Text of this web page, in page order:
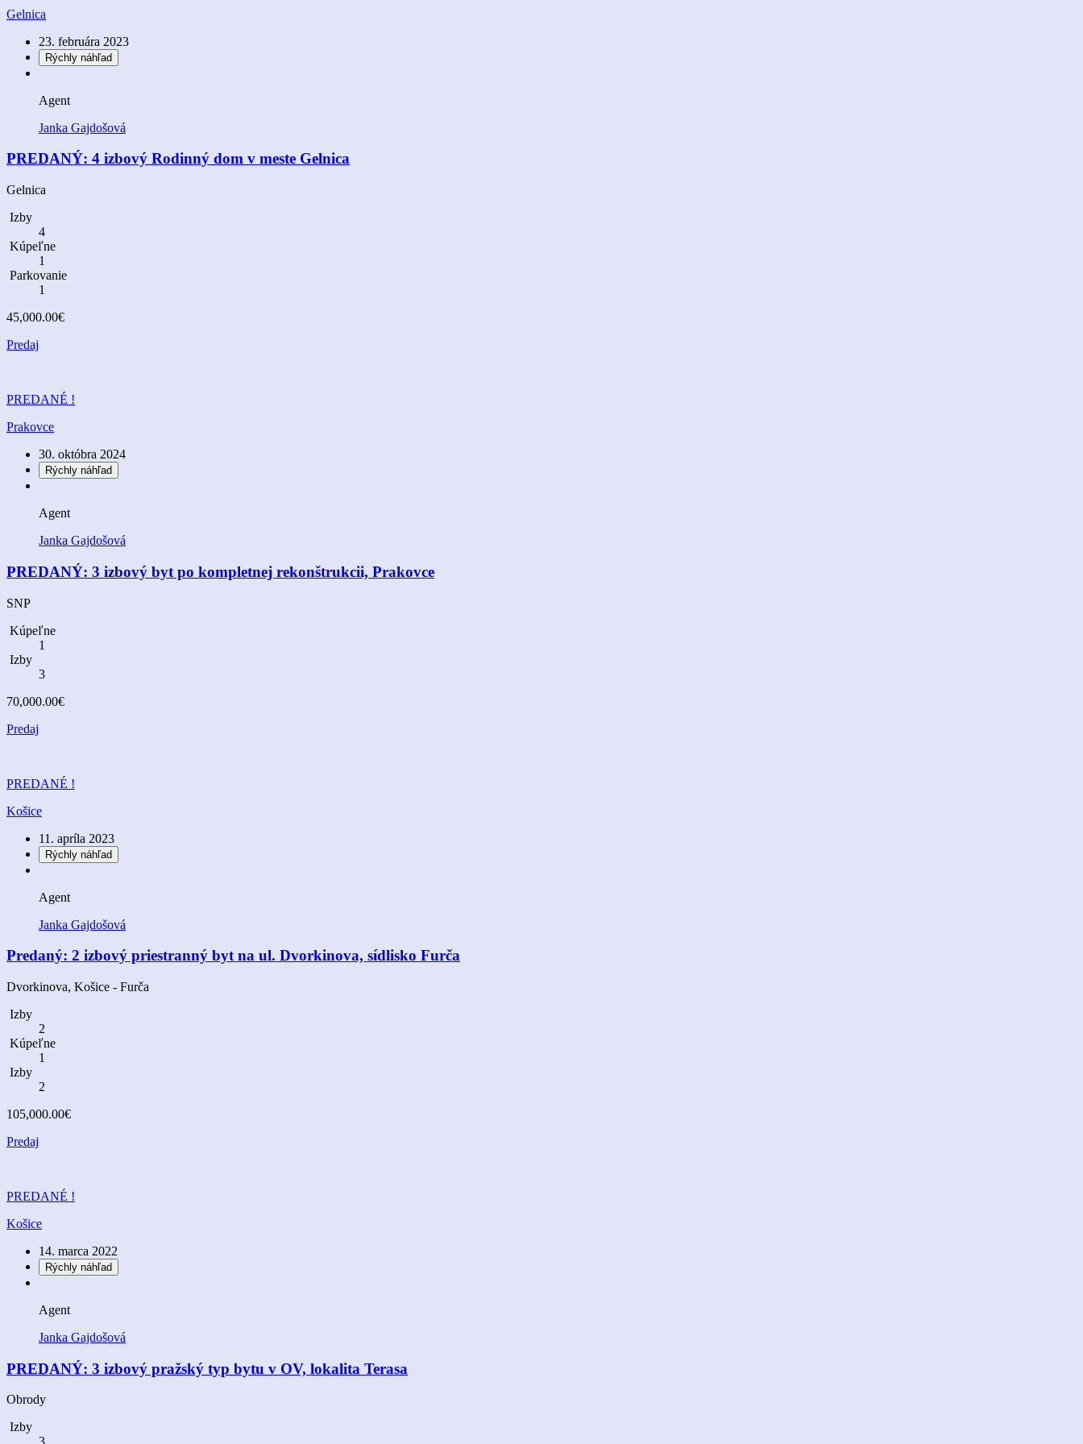
Gelnica
23. februára 2023
Rýchly náhľad
Agent
Janka Gajdošová
PREDANÝ: 4 izbový Rodinný dom v meste Gelnica
Gelnica
Izby
4
Kúpeľne
1
Parkovanie
1
45,000.00€
Predaj
PREDANÉ !
Prakovce
30. októbra 2024
Rýchly náhľad
Agent
Janka Gajdošová
PREDANÝ: 3 izbový byt po kompletnej rekonštrukcii, Prakovce
SNP
Kúpeľne
1
Izby
3
70,000.00€
Predaj
PREDANÉ !
Košice
11. apríla 2023
Rýchly náhľad
Agent
Janka Gajdošová
Predaný: 2 izbový priestranný byt na ul. Dvorkinova, sídlisko Furča
Dvorkinova, Košice - Furča
Izby
2
Kúpeľne
1
Izby
2
105,000.00€
Predaj
PREDANÉ !
Košice
14. marca 2022
Rýchly náhľad
Agent
Janka Gajdošová
PREDANÝ: 3 izbový pražský typ bytu v OV, lokalita Terasa
Obrody
Izby